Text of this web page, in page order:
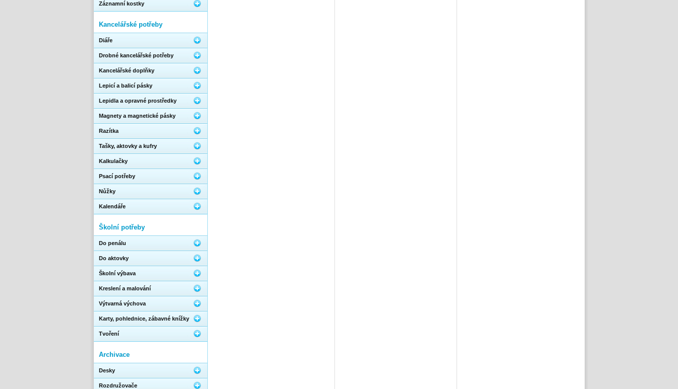
Záznamní kostky
Kancelářské potřeby
Diáře
Drobné kancelářské potřeby
Kancelářské doplňky
Lepicí a balicí pásky
Lepidla a opravné prostředky
Magnety a magnetické pásky
Razítka
Tašky, aktovky a kufry
Kalkulačky
Psací potřeby
Nůžky
Kalendáře
Školní potřeby
Do penálu
Do aktovky
Školní výbava
Kreslení a malování
Výtvarná výchova
Karty, pohlednice, zábavné knížky
Tvoření
Archivace
Desky
Rozdružovače